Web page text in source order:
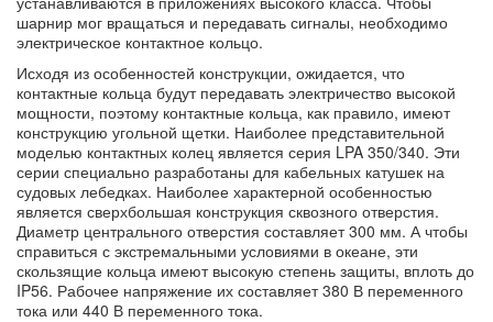
шарнир мог вращаться и передавать сигналы, необходимо
электрическое контактное кольцо.
Исходя из особенностей конструкции, ожидается, что
контактные кольца будут передавать электричество высокой
мощности, поэтому контактные кольца, как правило, имеют
конструкцию угольной щетки. Наиболее представительной
моделью контактных колец является серия LPA 350/340. Эти
серии специально разработаны для кабельных катушек на
судовых лебедках. Наиболее характерной особенностью
является сверхбольшая конструкция сквозного отверстия.
Диаметр центрального отверстия составляет 300 мм. А чтобы
справиться с экстремальными условиями в океане, эти
скользящие кольца имеют высокую степень защиты, вплоть до
IP56. Рабочее напряжение их составляет 380 В переменного
тока или 440 В переменного тока.